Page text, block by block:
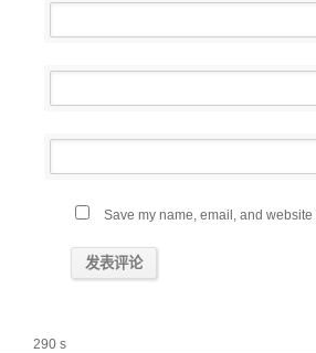
Save my name, email, and
290 s